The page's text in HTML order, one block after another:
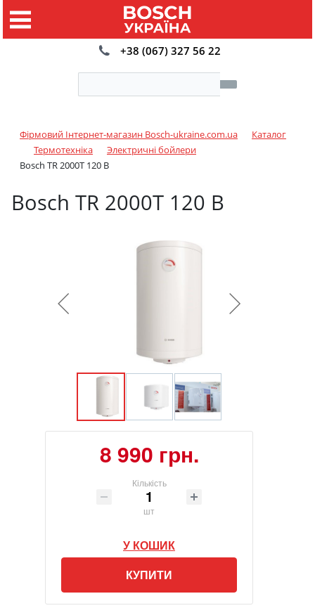
+38 (067) 327 56 22
Фірмовий Інтернет-магазин Bosch-ukraine.com.ua
Каталог
Термотехніка
Электричні бойлери
Bosch TR 2000T 120 B
Bosch TR 2000T 120 B
8 990 грн.
Кількість
шт
У КОШИК
КУПИТИ